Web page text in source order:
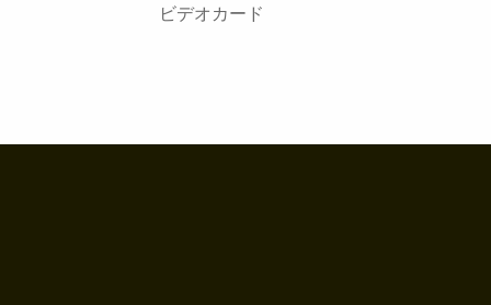
ビデオカード